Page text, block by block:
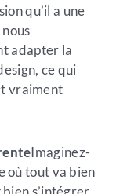
qu’il a une
adapter la
ce qui
vraiment
Imaginez-
où tout va bien